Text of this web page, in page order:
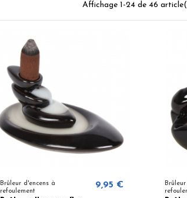
Affichage 1-24 de 46
Brûleur d'encens à
refoulement
9,95 €